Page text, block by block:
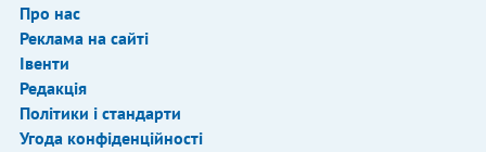
Про нас
Реклама на сайті
Івенти
Редакція
Політики і стандарти
Угода конфіденційності